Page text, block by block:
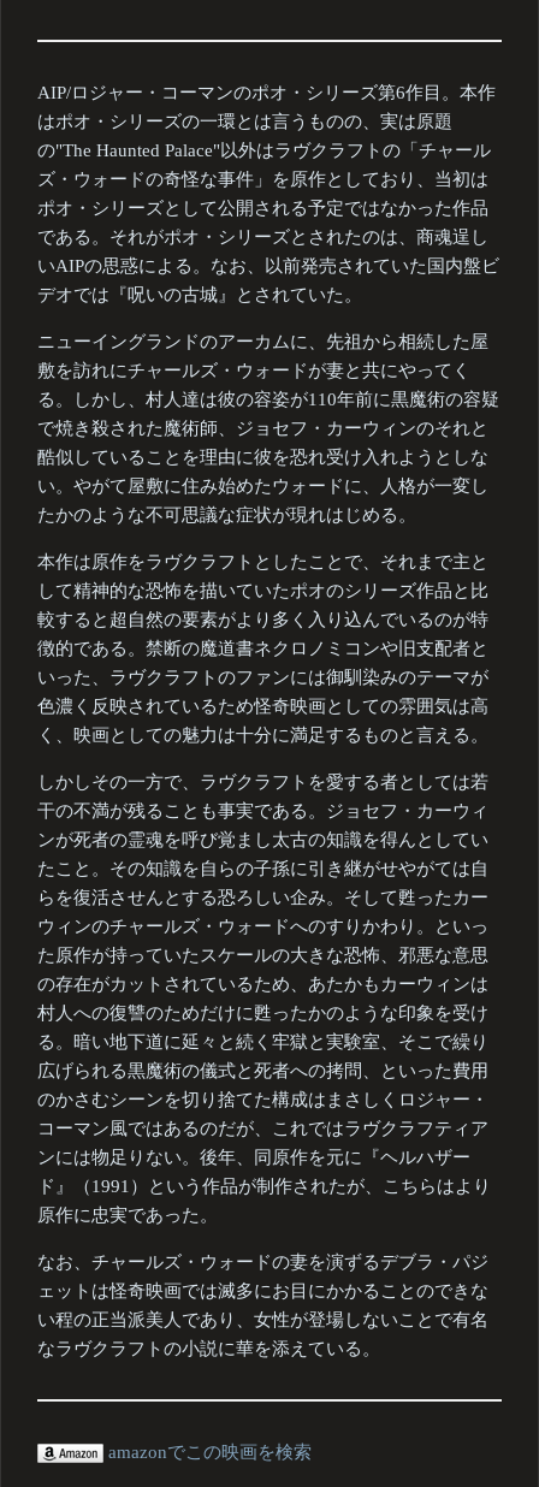
AIP/ロジャー・コーマンのポオ・シリーズ第6作目。本作
はポオ・シリーズの一環とは言うものの、実は原題
の"The Haunted Palace"以外はラヴクラフトの「チャール
ズ・ウォードの奇怪な事件」を原作としており、当初は
ポオ・シリーズとして公開される予定ではなかった作品
である。それがポオ・シリーズとされたのは、商魂逞し
いAIPの思惑による。なお、以前発売されていた国内盤ビ
デオでは『呪いの古城』とされていた。
ニューイングランドのアーカムに、先祖から相続した屋
敷を訪れにチャールズ・ウォードが妻と共にやってく
る。しかし、村人達は彼の容姿が110年前に黒魔術の容疑
で焼き殺された魔術師、ジョセフ・カーウィンのそれと
酷似していることを理由に彼を恐れ受け入れようとしな
い。やがて屋敷に住み始めたウォードに、人格が一変し
たかのような不可思議な症状が現れはじめる。
本作は原作をラヴクラフトとしたことで、それまで主と
して精神的な恐怖を描いていたポオのシリーズ作品と比
較すると超自然の要素がより多く入り込んでいるのが特
徴的である。禁断の魔道書ネクロノミコンや旧支配者と
いった、ラヴクラフトのファンには御馴染みのテーマが
色濃く反映されているため怪奇映画としての雰囲気は高
く、映画としての魅力は十分に満足するものと言える。
しかしその一方で、ラヴクラフトを愛する者としては若
干の不満が残ることも事実である。ジョセフ・カーウィ
ンが死者の霊魂を呼び覚まし太古の知識を得んとしてい
たこと。その知識を自らの子孫に引き継がせやがては自
らを復活させんとする恐ろしい企み。そして甦ったカー
ウィンのチャールズ・ウォードへのすりかわり。といっ
た原作が持っていたスケールの大きな恐怖、邪悪な意思
の存在がカットされているため、あたかもカーウィンは
村人への復讐のためだけに甦ったかのような印象を受け
る。暗い地下道に延々と続く牢獄と実験室、そこで繰り
広げられる黒魔術の儀式と死者への拷問、といった費用
のかさむシーンを切り捨てた構成はまさしくロジャー・
コーマン風ではあるのだが、これではラヴクラフティア
ンには物足りない。後年、同原作を元に『ヘルハザー
ド』（1991）という作品が制作されたが、こちらはより
原作に忠実であった。
なお、チャールズ・ウォードの妻を演ずるデブラ・パジ
ェットは怪奇映画では滅多にお目にかかることのできな
い程の正当派美人であり、女性が登場しないことで有名
なラヴクラフトの小説に華を添えている。
amazonでこの映画を検索